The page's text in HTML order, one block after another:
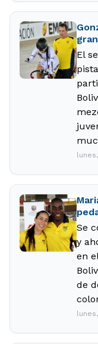
El
Se
y
en
de